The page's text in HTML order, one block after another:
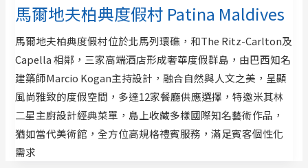
馬爾地夫柏典度假村 Patina Maldives
馬爾地夫柏典度假村位於北馬列環礁，和The Ritz-Carlton及
Capella 相鄰，三家高端酒店形成奢華度假群島，由巴西知名
建築師Marcio Kogan主持設計，融合自然與人文之美，呈顯
風尚雅致的度假空間，多達12家餐廳供應選擇，特邀米其林
二星主廚設計經典菜單，島上收藏多樣國際知名藝術作品，
猶如當代美術館，全方位高規格禮賓服務，滿足賓客個性化
需求